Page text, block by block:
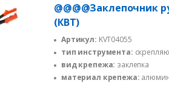
@@@@Заклепочник
(КВТ)
Артикул: KVT04055
тип инструмента:
вид крепежа: заклепка
материал крепежа: